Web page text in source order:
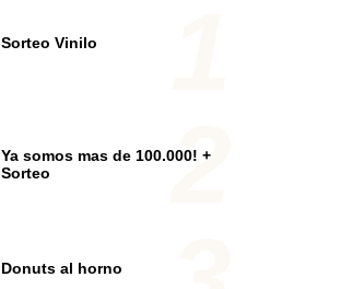
Sorteo Vinilo
Ya somos mas de 100.000! +
Sorteo
Donuts al horno